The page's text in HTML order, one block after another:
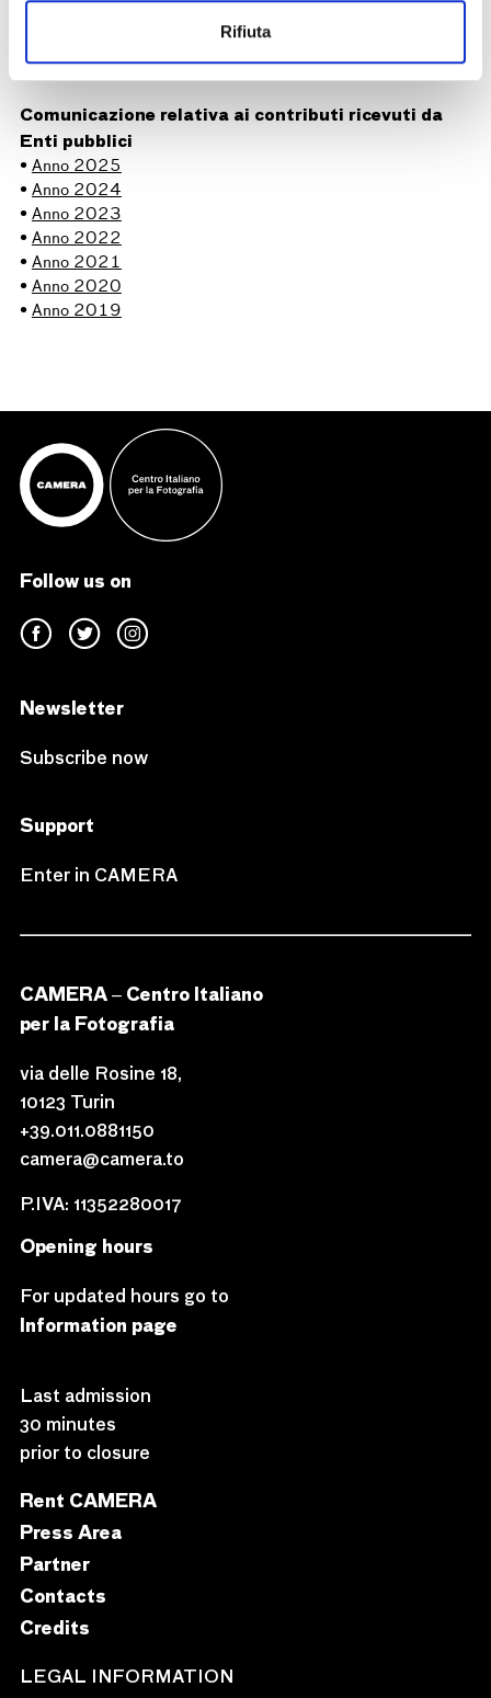
Rifiuta
•
Comunicazione relativa ai contributi ricevuti da
Enti pubblici
• Anno 2025
• Anno 2024
• Anno 2023
• Anno 2022
• Anno 2021
• Anno 2020
• Anno 2019
Follow us on
Newsletter
Subscribe now
Support
Enter in CAMERA
CAMERA – Centro Italiano
per la Fotografia
via delle Rosine 18,
10123 Turin
+39.011.0881150
camera@camera.to
P.IVA: 11352280017
Opening hours
For updated hours go to
Information page
Last admission
30 minutes
prior to closure
Rent CAMERA
Press Area
Partner
Contacts
Credits
LEGAL INFORMATION